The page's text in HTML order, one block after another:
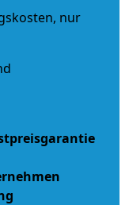
nur